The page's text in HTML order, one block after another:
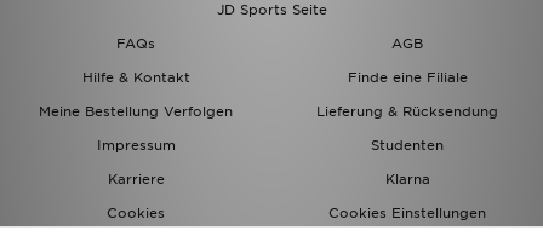
JD Sports Seite
FAQs
AGB
Hilfe & Kontakt
Finde eine Filiale
Meine Bestellung Verfolgen
Lieferung & Rücksendung
Impressum
Studenten
Karriere
Klarna
Cookies
Cookies Einstellungen